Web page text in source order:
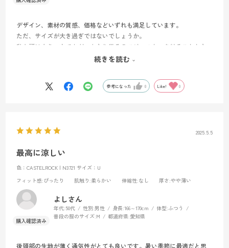
デザイン、素材の質感、価格などいずれも満足しています。
ただ、サイズが大き過ぎではないでしょうか。
私も頭は大きい方ですが、かなり後ろのアジャスターを絞ることとな
り、また、このアジャスターがマジックテープなので接着面が小さく
続きを読む
参考になった 0 Like! 0
2025.5.5
最高に涼しい
色：CASTELROCK | N3721 サイズ：U
フィット感:ぴったり 肌触り :柔らかい 伸縮性:なし 厚さ:やや薄い
よしさん
年代:50代 性別:男性 身長:166～170cm 体型:ふつう
普段の服のサイズ:M 都道府県:愛知県
後頭部の生地が薄く通気性がとても良いです。暑い季節に最適だと思